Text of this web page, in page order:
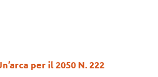
per il 2050 N. 222